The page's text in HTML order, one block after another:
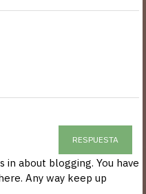
RESPUESTA
in about blogging. You have
Any way keep up